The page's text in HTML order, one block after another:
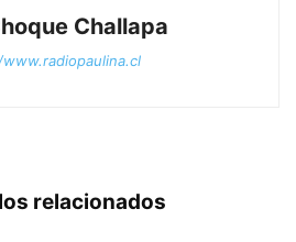
Challapa
relacionados